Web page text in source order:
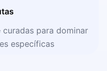
para dominar
específicas